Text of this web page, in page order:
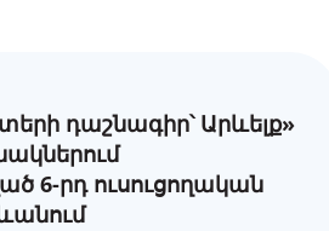
դաշնագիր՝ Արևելք»
6-րդ ուսուցողական